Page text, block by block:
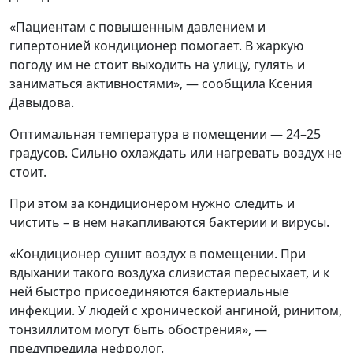
«Пациентам с повышенным давлением и
гипертонией кондиционер помогает. В жаркую
погоду им не стоит выходить на улицу, гулять и
заниматься активностями», — сообщила Ксения
Давыдова.
Оптимальная температура в помещении — 24–25
градусов. Сильно охлаждать или нагревать воздух не
стоит.
При этом за кондиционером нужно следить и
чистить – в нем накапливаются бактерии и вирусы.
«Кондиционер сушит воздух в помещении. При
вдыхании такого воздуха слизистая пересыхает, и к
ней быстро присоединяются бактериальные
инфекции. У людей с хронической ангиной, ринитом,
тонзиллитом могут быть обострения», —
предупредила нефролог.